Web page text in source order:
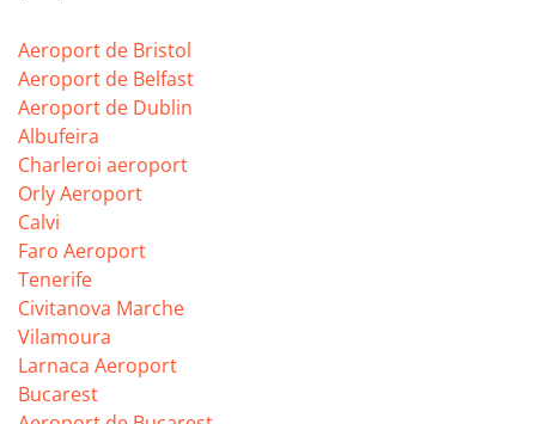
Aeroport de Bristol
Aeroport de Belfast
Aeroport de Dublin
Albufeira
Charleroi aeroport
Orly Aeroport
Calvi
Faro Aeroport
Tenerife
Civitanova Marche
Vilamoura
Larnaca Aeroport
Bucarest